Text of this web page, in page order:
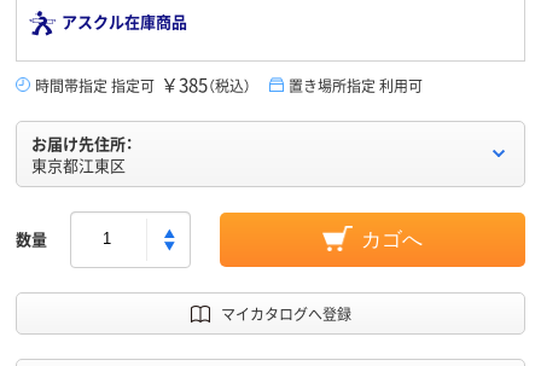
アスクル在庫商品
時間帯指定 指定可 ￥385（税込） 置き場所指定 利用可
お届け先住所：
東京都江東区
数量 カゴへ
マイカタログへ登録